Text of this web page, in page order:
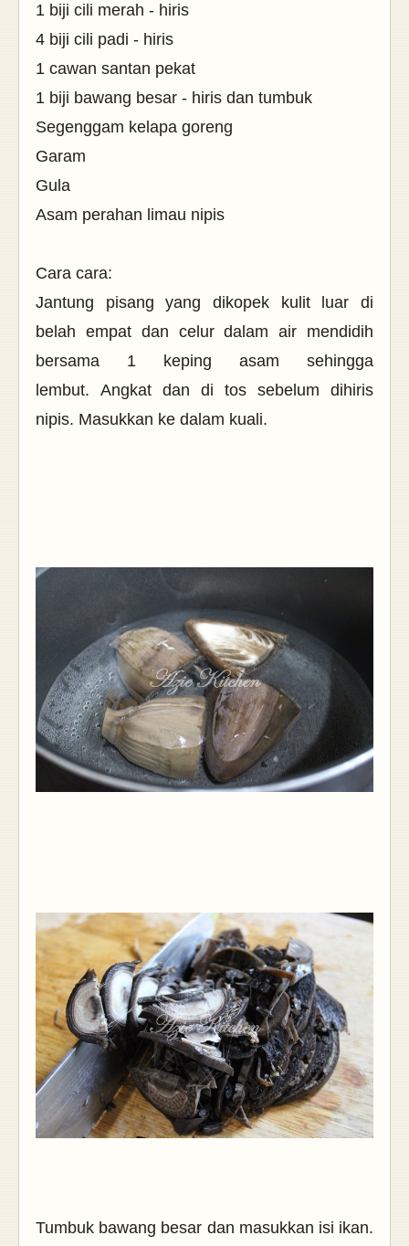
1 biji cili merah - hiris
4 biji cili padi - hiris
1 cawan santan pekat
1 biji bawang besar - hiris dan tumbuk
Segenggam kelapa goreng
Garam
Gula
Asam perahan limau nipis
Cara cara:
Jantung pisang yang dikopek kulit luar di
belah empat dan celur dalam air mendidih
bersama 1 keping asam sehingga
lembut. Angkat dan di tos sebelum dihiris
nipis. Masukkan ke dalam kuali.
Tumbuk bawang besar dan masukkan isi ikan.